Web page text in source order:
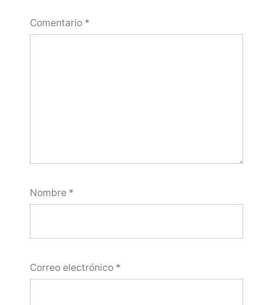
Comentario *
Nombre *
Correo electrónico *